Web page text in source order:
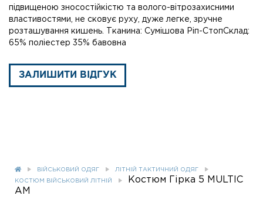
підвищеною зносостійкістю та волого-вітрозахисними
властивостями, не сковує руху, дуже легке, зручне
розташування кишень. Тканина: Сумішова Ріп-СтопСклад:
65% поліестер 35% бавовна
ЗАЛИШИТИ ВІДГУК
ВІЙСЬКОВИЙ ОДЯГ ЛІТНІЙ ТАКТИЧНИЙ ОДЯГ
КОСТЮМ ВІЙСЬКОВИЙ ЛІТНІЙ
Костюм Гірка 5 MULTIC
AM